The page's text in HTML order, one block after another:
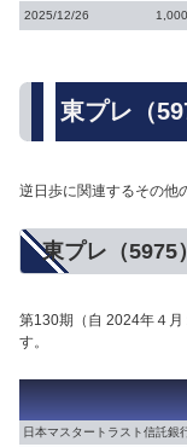
2025/12/26 1,000
東プレ（
逆日歩に関連するその他
東プレ（5975
第130期（自 2024年４
す。
日本マスタートラスト信託銀